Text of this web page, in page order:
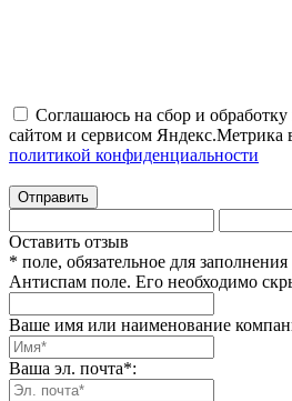
Соглашаюсь на сбор и
сайтом и сервисом Яндекс.Метрика
политикой конфиденциальности
Отправить
Оставить отзыв
* поле, обязательное для заполнения
Антиспам поле. Его необходимо
Ваше имя или наименование
Ваша эл. почта*: